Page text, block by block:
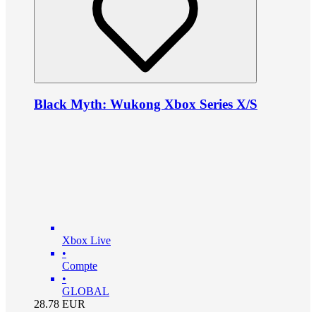
Black Myth: Wukong Xbox Series X/S
Xbox Live
•
Compte
•
GLOBAL
28.78 EUR